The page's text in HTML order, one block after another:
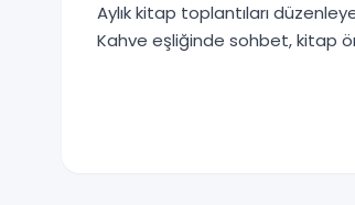
Aylık kitap toplantıları
Kahve eşliğinde sohbet, kitap